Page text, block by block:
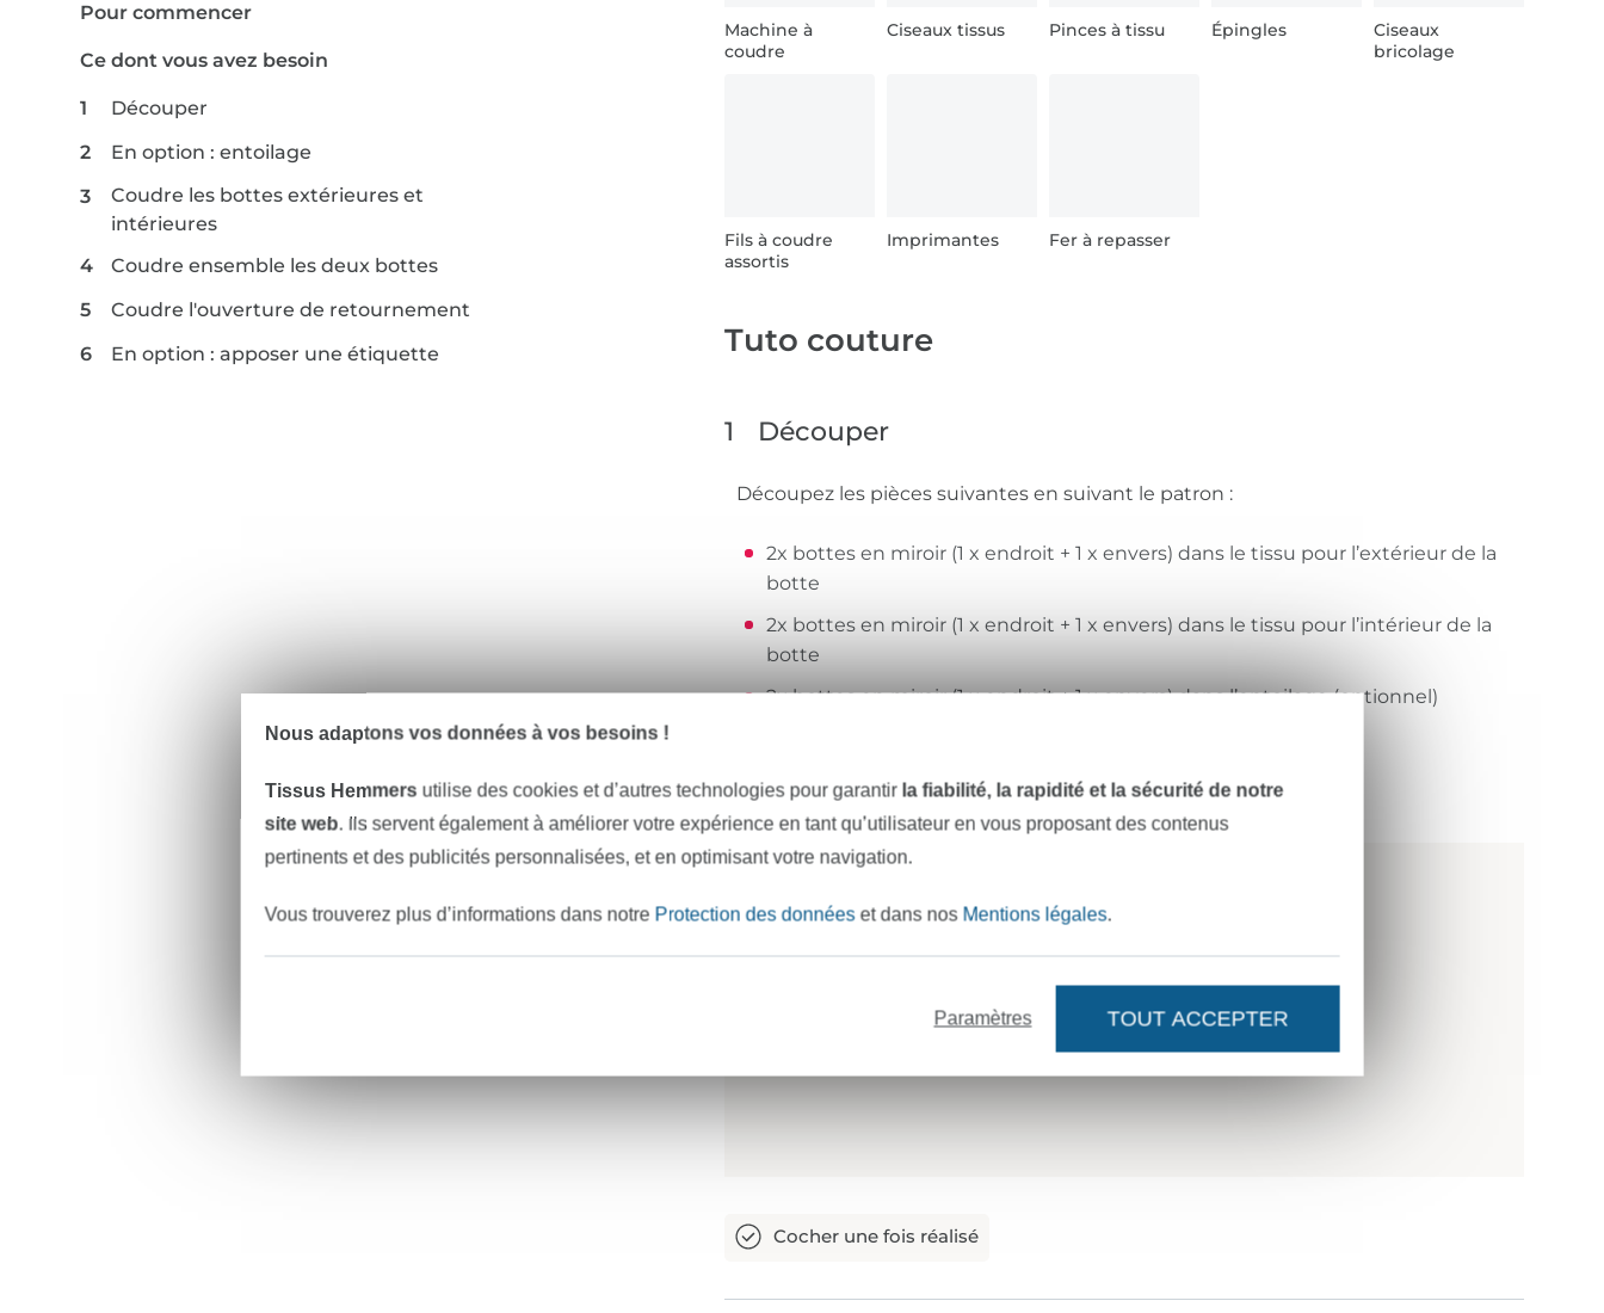
Pour commencer
Ce dont vous avez besoin
Découper
En option : entoilage
Coudre les bottes extérieures et
intérieures
Coudre ensemble les deux bottes
Coudre l'ouverture de retournement
En option : apposer une étiquette
Machine à
coudre
Ciseaux tissus Pinces à tissu Épingles
Ciseaux
bricolage
Fils à coudre
assortis
Imprimantes Fer à repasser
Tuto couture
1 Découper
Découpez les pièces suivantes en suivant le patron :
2x bottes en miroir (1 x endroit + 1 x envers) dans le tissu pour l’extérieur de la
botte
2x bottes en miroir (1 x endroit + 1 x envers) dans le tissu pour l’intérieur de la
botte
2x bottes en miroir (1 x endroit + 1 x envers) dans l’entoilage (optionnel)
Les marges de couture ne sont pas comprises dans le patron.
Nous adaptons vos données à vos besoins !
Tissus Hemmers utilise des cookies et d’autres technologies pour garantir la fiabilité, la rapidité et la sécurité de notre
site web. Ils servent également à améliorer votre expérience en tant qu’utilisateur en vous proposant des contenus
pertinents et des publicités personnalisées, et en optimisant votre navigation.
Vous trouverez plus d’informations dans notre Protection des donnéeset dans nos Mentions légales.
Paramètres TOUT ACCEPTER